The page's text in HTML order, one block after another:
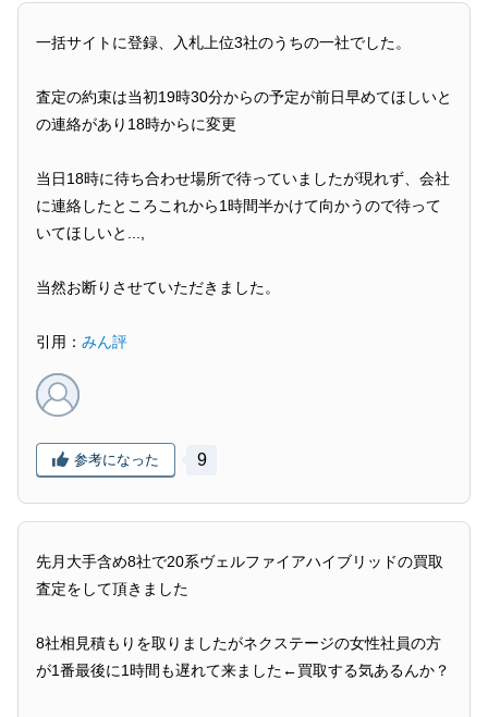
一括サイトに登録、入札上位3社のうちの一社でした。
査定の約束は当初19時30分からの予定が前日早めてほしいと
の連絡があり18時からに変更
当日18時に待ち合わせ場所で待っていましたが現れず、会社
に連絡したところこれから1時間半かけて向かうので待って
いてほしいと...,
当然お断りさせていただきました。
引用： みん評
参考になった 9
先月大手含め8社で20系ヴェルファイアハイブリッドの買取
査定をして頂きました
8社相見積もりを取りましたがネクステージの女性社員の方
が1番最後に1時間も遅れて来ました←買取する気あるんか？